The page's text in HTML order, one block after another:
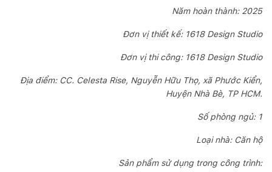
Năm hoàn thành: 2025
Đơn vị thiết kế: 1618 Design Studio
Đơn vị thi công: 1618 Design Studio
Địa điểm: CC. Celesta Rise, Nguyễn Hữu Thọ, xã Phước Kiển,
Huyện Nhà Bè, TP HCM.
Số phòng ngủ: 1
Loại nhà: Căn hộ
Sản phẩm sử dụng trong công trình: